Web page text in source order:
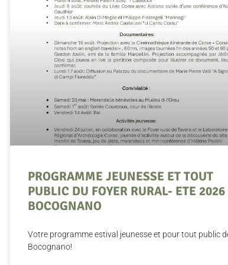
PROGRAMME JEUNESSE ET TOUT
PUBLIC DU FOYER RURAL- ETE 2026
BOCOGNANO
Votre programme estival jeunesse et pour tout public
Bocognano!